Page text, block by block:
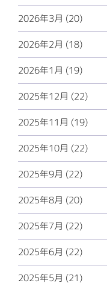
2026年3月 (20)
2026年2月 (18)
2026年1月 (19)
2025年12月 (22)
2025年11月 (19)
2025年10月 (22)
2025年9月 (22)
2025年8月 (20)
2025年7月 (22)
2025年6月 (22)
2025年5月 (21)